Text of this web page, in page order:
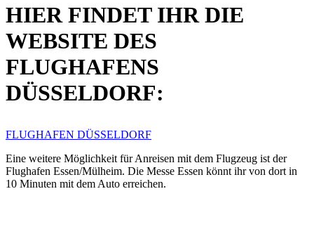
HIER FINDET IHR DIE
WEBSITE DES
FLUGHAFENS
DÜSSELDORF:
FLUGHAFEN DÜSSELDORF
Eine weitere Möglichkeit für Anreisen mit dem Flugzeug ist der
Flughafen Essen/Mülheim. Die Messe Essen könnt ihr von dort in
10 Minuten mit dem Auto erreichen.